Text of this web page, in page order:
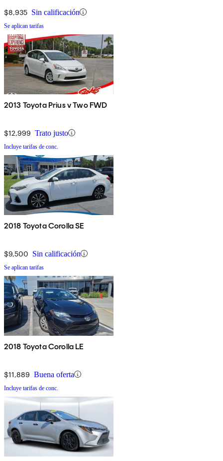
$8,935 Sin calificación
Se aplican tarifas
2013 Toyota Prius v Two FWD
$12,999 Trato justo
Incluye tarifas de conc.
2018 Toyota Corolla SE
$9,500 Sin calificación
Se aplican tarifas
2018 Toyota Corolla LE
$11,889 Buena oferta
Incluye tarifas de conc.